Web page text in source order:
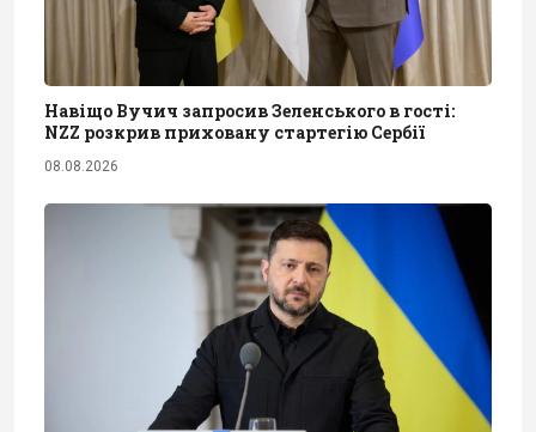
Навіщо Вучич запросив Зеленського в гості:
NZZ розкрив приховану стартегію Сербії
08.08.2026